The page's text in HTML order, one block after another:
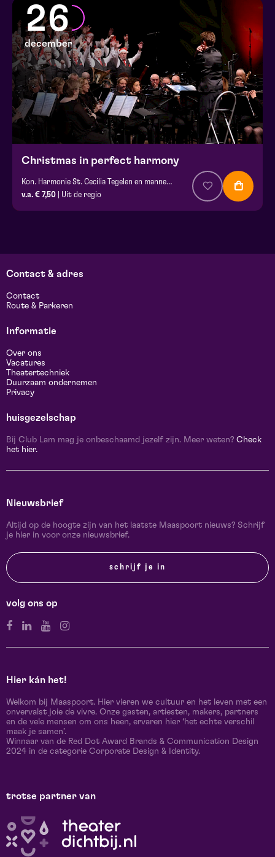
26
december
Christmas in perfect harmony
Kon. Harmonie St. Cecilia Tegelen en mannenkoor de Meulezengers
v.a. € 7,50 | Uit de regio
Contact & adres
Contact
Route & Parkeren
Informatie
Over ons
Vacatures
Theatertechniek
Duurzaam ondernemen
Privacy
huisgezelschap
Bij Club Lam mag je onbeschaamd jezelf zijn. Meer weten? Check
het hier.
Nieuwsbrief
Altijd op de hoogte zijn van het laatste Maaspoort nieuws? Schrijf
je hier in voor onze nieuwsbrief.
schrijf je in
volg ons op
Hier kán het!
Welkom bij Maaspoort. Hier vieren we cultuur en het leven met een
onvervalst joie de vivre. Onze gasten, artiesten, makers, partners
en de vele mensen om ons heen, ervaren hier ‘het echte verschil
maak je samen’.
Winnaar van de Red Dot Award Brands & Communication Design
2024 in de categorie Corporate Design & Identity.
trotse partner van